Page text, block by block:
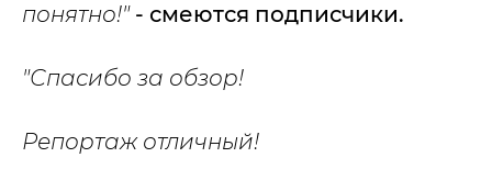
понятно!"- смеются подписчики.
"Спасибо за обзор!
Репортаж отличный!